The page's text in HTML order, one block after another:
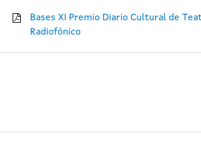
Bases XI Premio Diario Cultural de
Radiofónico